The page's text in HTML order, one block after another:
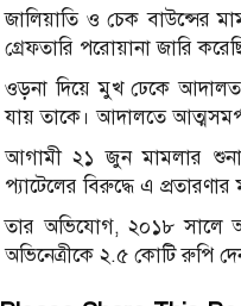
জালিয়াতি ও চেক বাউন্সের
গ্রেফতারি পরোয়ানা জারি
ওড়না দিয়ে মুখ ঢেকে আদালত
যায় তাকে। আদালতে
আগামী ২১ জুন মামলার
প্যাটেলের বিরুদ্ধে এ
তার অভিযোগ, ২০১৮ সালে
অভিনেত্রীকে ২.৫ কোটি রুপি